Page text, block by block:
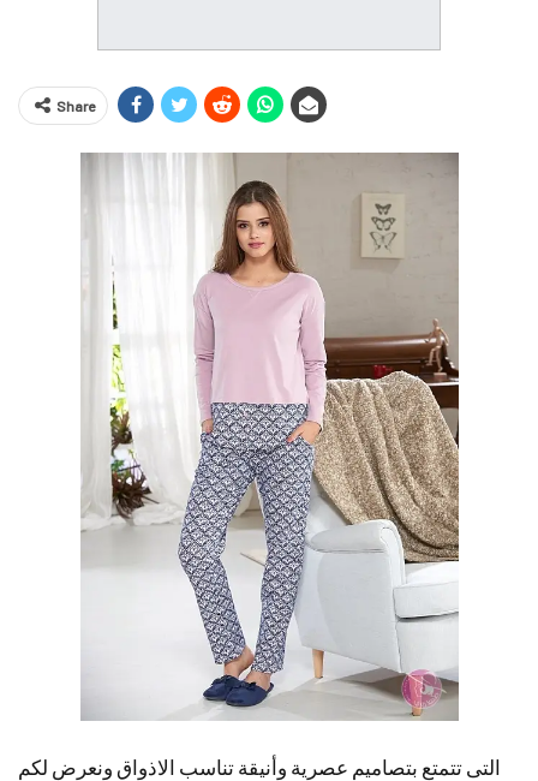
Share
التى تتمتع بتصاميم عصرية وأنيقة تناسب الاذواق ونعرض لكم